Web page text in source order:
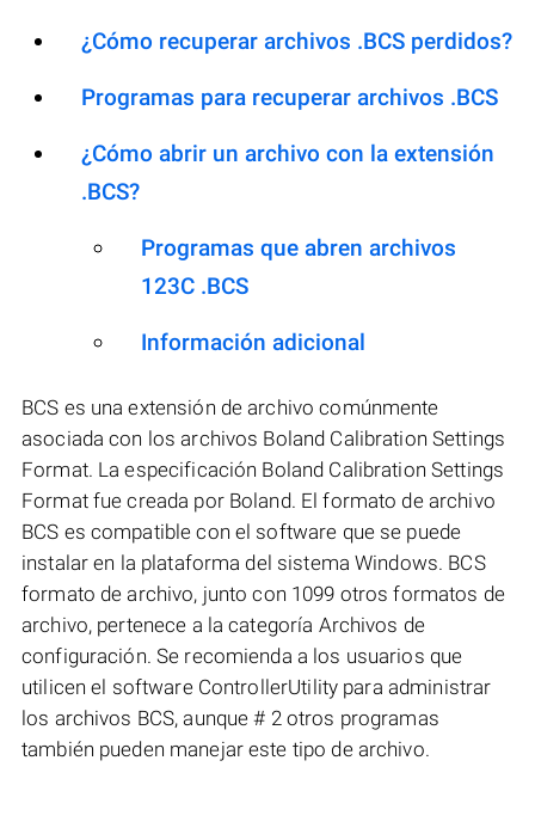
¿Cómo recuperar archivos .BCS perdidos?
Programas para recuperar archivos .BCS
¿Cómo abrir un archivo con la extensión
.BCS?
Programas que abren archivos
123C .BCS
Información adicional
BCS es una extensión de archivo comúnmente
asociada con los archivos Boland Calibration Settings
Format. La especificación Boland Calibration Settings
Format fue creada por Boland. El formato de archivo
BCS es compatible con el software que se puede
instalar en la plataforma del sistema Windows. BCS
formato de archivo, junto con 1099 otros formatos de
archivo, pertenece a la categoría Archivos de
configuración. Se recomienda a los usuarios que
utilicen el software ControllerUtility para administrar
los archivos BCS, aunque # 2 otros programas
también pueden manejar este tipo de archivo.